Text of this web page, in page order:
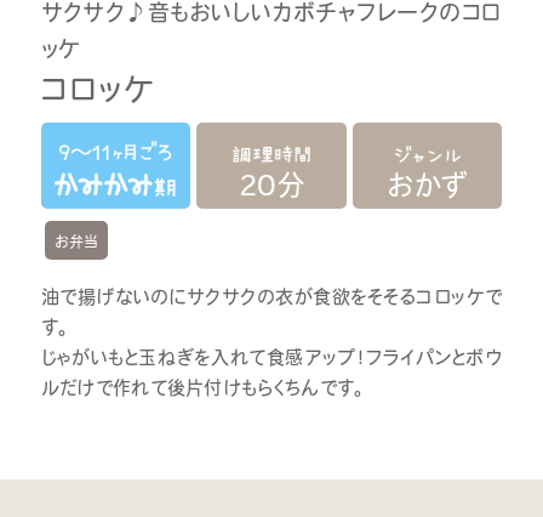
サクサク♪音もおいしいカボチャフレークのコロ
ッケ
コロッケ
20分 おかず
お弁当
油で揚げないのにサクサクの衣が食欲をそそるコロッケで
す。
じゃがいもと玉ねぎを入れて食感アップ！フライパンとボウ
ルだけで作れて後片付けもらくちんです。